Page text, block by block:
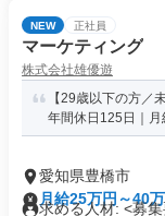
NEW 正社員
マーケティング
株式会社雄優遊
【29歳以下の方／
年間休日125日｜月
愛知県豊橋市
月給25万円～40
求める人材: <募